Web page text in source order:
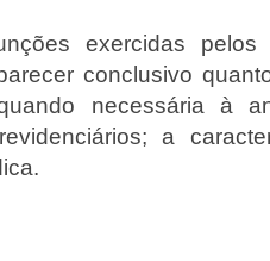
exercidas
conclusivo
necessária à
a